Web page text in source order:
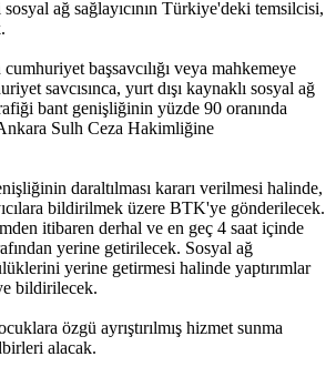
ağ sağlayıcının Türkiye'deki temsilcisi,
başsavcılığı veya mahkemeye
savcısınca, yurt dışı kaynaklı sosyal ağ
bant genişliğinin yüzde 90 oranında
Sulh Ceza Hakimliğine
daraltılması kararı verilmesi halinde,
bildirilmek üzere BTK'ye gönderilecek.
itibaren derhal ve en geç 4 saat içinde
yerine getirilecek. Sosyal ağ
yerine getirmesi halinde yaptırımlar
bildirilecek.
özgü ayrıştırılmış hizmet sunma
alacak.